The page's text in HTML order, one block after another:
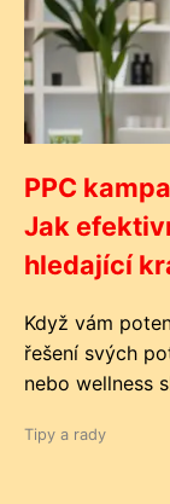
PPC
Jak
hledající
Když vám
řešení svých
nebo wellness
Tipy a rady